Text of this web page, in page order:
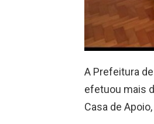
A Prefeitura
efetuou mais
Casa de